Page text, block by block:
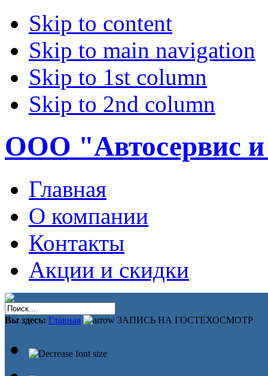
Skip to content
Skip to main navigation
Skip to 1st column
Skip to 2nd column
ООО "Автосервис и
Главная
О компании
Контакты
Акции и скидки
Вы здесь: Главная ЗАПИСЬ НА ГОСТЕХОСМОТР